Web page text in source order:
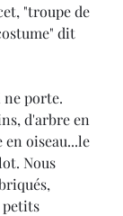
"troupe de
dit
porte.
d'arbre en
oiseau...le
Nous
petits